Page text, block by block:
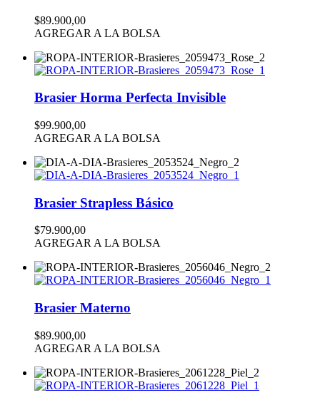
$89.900,00
AGREGAR A LA BOLSA
Brasier Horma Perfecta Invisible
$99.900,00
AGREGAR A LA BOLSA
Brasier Strapless Básico
$79.900,00
AGREGAR A LA BOLSA
Brasier Materno
$89.900,00
AGREGAR A LA BOLSA